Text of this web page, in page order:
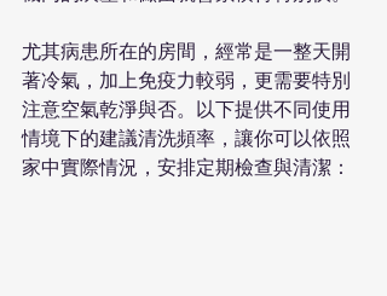
尤其病患所在的房間，經常是一整天開
著冷氣，加上免疫力較弱，更需要特別
注意空氣乾淨與否。以下提供不同使用
情境下的建議清洗頻率，讓你可以依照
家中實際情況，安排定期檢查與清潔：